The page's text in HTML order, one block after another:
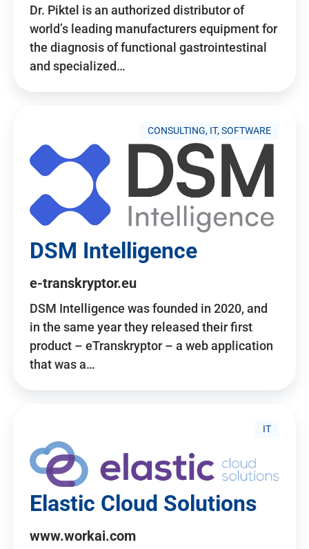
Dr. Piktel is an authorized distributor of
world’s leading manufacturers equipment for
the diagnosis of functional gastrointestinal
and specialized…
CONSULTING, IT, SOFTWARE
DSM Intelligence
e-transkryptor.eu
DSM Intelligence was founded in 2020, and
in the same year they released their first
product – eTranskryptor – a web application
that was a…
IT
Elastic Cloud Solutions
www.workai.com